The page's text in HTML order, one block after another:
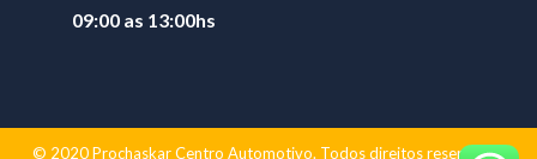
09:00 as 13:00hs
© 2020 Prochaskar Centro Automotivo. Todos direitos reservados